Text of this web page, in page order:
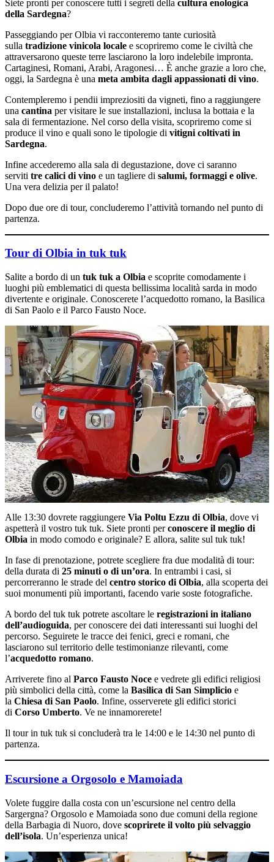
Siete pronti per conoscere tutti i segreti della cultura enologica
della Sardegna?
Passeggiando per Olbia vi racconteremo tante curiosità
sulla tradizione vinicola locale e scopriremo come le civiltà che
attraversarono queste terre lasciarono la loro indelebile impronta.
Cartaginesi, Romani, Arabi, Aragonesi… È anche grazie a loro che,
oggi, la Sardegna è una meta ambita dagli appassionati di vino.
Contempleremo i pendii impreziositi da vigneti, fino a raggiungere
una cantina per visitare le sue installazioni, inclusa la bottaia e la
sala di fermentazione. Nel corso della visita, scopriremo come si
produce il vino e quali sono le tipologie di vitigni coltivati in
Sardegna.
Infine accederemo alla sala di degustazione, dove ci saranno
serviti tre calici di vino e un tagliere di salumi, formaggi e olive.
Una vera delizia per il palato!
Dopo due ore di tour, concluderemo l’attività tornando nel punto di
partenza.
Tour di Olbia in tuk tuk
Salite a bordo di un tuk tuk a Olbia e scoprite comodamente i
luoghi più emblematici di questa bellissima località sarda in modo
divertente e originale. Conoscerete l’acquedotto romano, la Basilica
di San Paolo e il Parco Fausto Noce.
Alle 13:30 dovrete raggiungere Via Poltu Ezzu di Olbia, dove vi
aspetterà il vostro tuk tuk. Siete pronti perconoscere il meglio di
Olbia in modo comodo e originale? E allora, salite sul tuk tuk!
In fase di prenotazione, potrete scegliere fra due modalità di tour:
della durata di 25 minuti o di un’ora. In entrambi i casi, si
percorreranno le strade del centro storico di Olbia, alla scoperta dei
suoi monumenti più importanti, facendo varie soste fotografiche.
A bordo del tuk tuk potrete ascoltare le registrazioni in italiano
dell’audioguida, per conoscere dei dati interessanti sui luoghi del
percorso. Seguirete le tracce dei fenici, greci e romani, che
lasciarono sul territorio delle testimonianze rilevanti, come
l’acquedotto romano.
Arriverete fino al Parco Fausto Noce e vedrete gli edifici religiosi
più simbolici della città, come la Basilica di San Simplicio e
la Chiesa di San Paolo. Infine, osserverete gli edifici storici
di Corso Umberto. Ve ne innamorerete!
Il tour in tuk tuk si concluderà tra le 14:00 e le 14:30 nel punto di
partenza.
Escursione a Orgosolo e Mamoiada
Volete fuggire dalla costa con un’escursione nel centro della
Sargergna? Orgosolo e Mamoiada sono due comuni della regione
della Barbagia di Nuoro, dove scoprirete il volto più selvaggio
dell’isola. Un’esperienza unica!